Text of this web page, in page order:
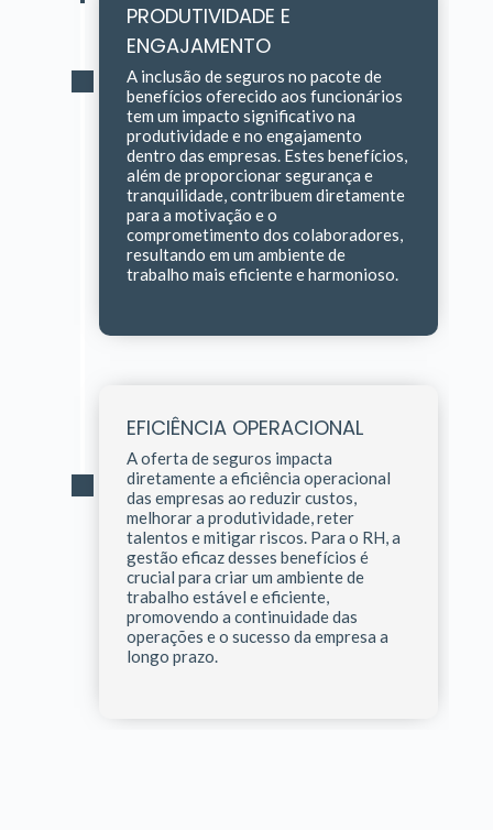
PRODUTIVIDADE E
ENGAJAMENTO
A inclusão de seguros no pacote de
benefícios oferecido aos funcionários
tem um impacto significativo na
produtividade e no engajamento
dentro das empresas. Estes benefícios,
além de proporcionar segurança e
tranquilidade, contribuem diretamente
para a motivação e o
comprometimento dos colaboradores,
resultando em um ambiente de
trabalho mais eficiente e harmonioso.
EFICIÊNCIA OPERACIONAL
A oferta de seguros impacta
diretamente a eficiência operacional
das empresas ao reduzir custos,
melhorar a produtividade, reter
talentos e mitigar riscos. Para o RH, a
gestão eficaz desses benefícios é
crucial para criar um ambiente de
trabalho estável e eficiente,
promovendo a continuidade das
operações e o sucesso da empresa a
longo prazo.